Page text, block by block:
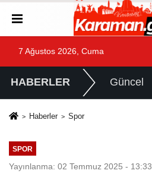
7 Ağustos 2026, Cuma
HABERLER Güncel
Haberler Spor
SPOR
Yayınlanma: 02 Temmuz 2025 - 13:33